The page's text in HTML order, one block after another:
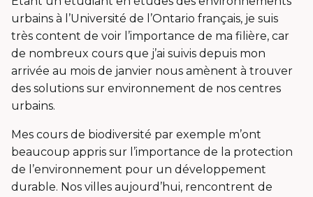
urbains à l’Université de l’Ontario français, je suis
très content de voir l’importance de ma filière, car
de nombreux cours que j’ai suivis depuis mon
arrivée au mois de janvier nous amènent à trouver
des solutions sur environnement de nos centres
urbains.
Mes cours de biodiversité par exemple m’ont
beaucoup appris sur l’importance de la protection
de l’environnement pour un développement
durable. Nos villes aujourd’hui, rencontrent de